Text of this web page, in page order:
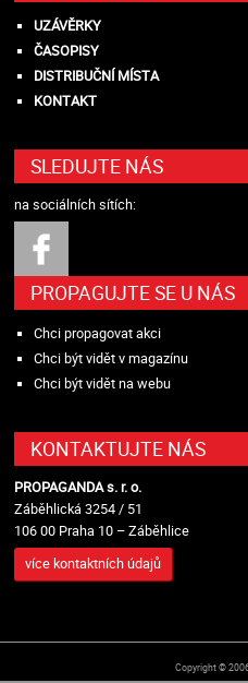
UZÁVĚRKY
ČASOPISY
DISTRIBUČNÍ MÍSTA
KONTAKT
SLEDUJTE NÁS
na sociálních sítích:
PROPAGUJTE SE U NÁS
Chci propagovat akci
Chci být vidět v magazínu
Chci být vidět na webu
KONTAKTUJTE NÁS
PROPAGANDA s. r. o.
Záběhlická 3254 / 51
106 00 Praha 10 – Záběhlice
více kontaktních údajů
Copyright ©